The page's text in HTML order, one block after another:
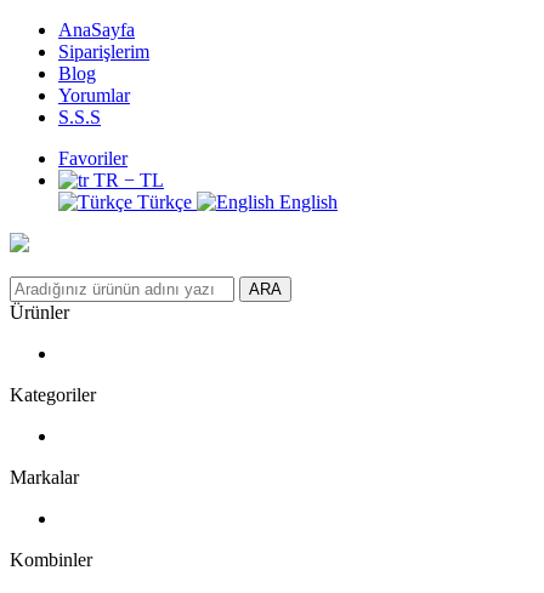
AnaSayfa
Siparişlerim
Blog
Yorumlar
S.S.S
Favoriler
TR − TL
Türkçe
English
ARA
Ürünler
Kategoriler
Markalar
Kombinler